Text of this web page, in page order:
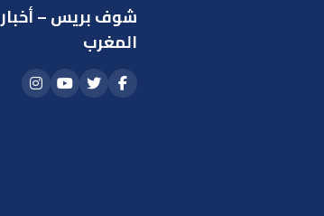
شوف بريس – أخبار
المغرب